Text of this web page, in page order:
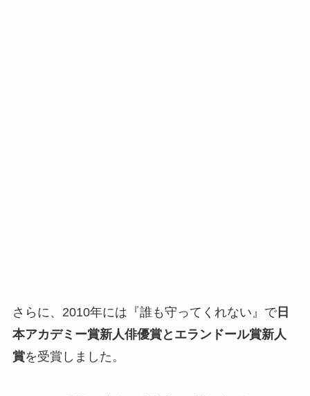
さらに、2010年には『誰も守ってくれない』で日
本アカデミー賞新人俳優賞とエランドール賞新人
賞を受賞しました。